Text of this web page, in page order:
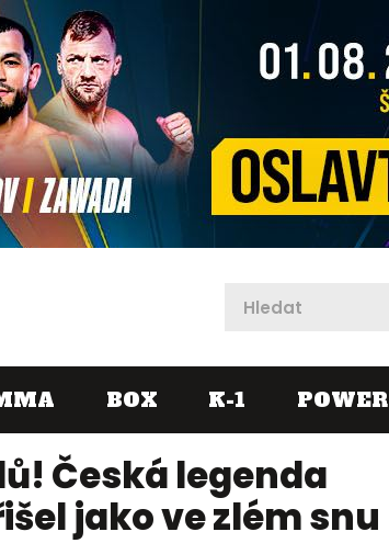
BOX K-1 POWER
Česká legenda
jako ve zlém snu